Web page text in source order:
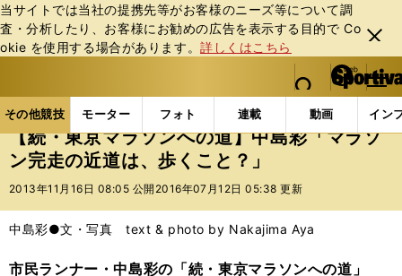
当サイトでは当社の提携先等がお客様のニーズ等について調
査・分析したり、お客様にお勧めの広告を表⽰する⽬的で Co
okie を使⽤する場合があります。詳しくはこちら
閉じ
る
web Sportiva (webスポルティーバ)
検索
マイペ
ー
ジ
メニュ
その他競技 モーター フォト 連載 動画 イン
ス
ポ
ル
バ
その他競技の記事一覧 陸上 【続・東京マラソンへ
【続・東京マラソンへの道】中島彩「マラソ
ン完走の近道は、歩くこと？」
2013年11月16日 08:05 公開 2016年07月12日 05:38 更新
中島彩●文・写真 text & photo by Nakajima Aya
市民ランナー・中島彩の「続・東京マラソンへの道」